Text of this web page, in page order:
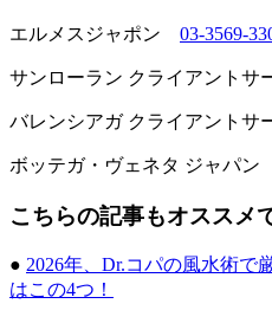
エルメスジャポン 03-3569-
サンローラン クライアントサ
バレンシアガ クライアントサ
ボッテガ・ヴェネタ ジャパン
こちらの記事もオススメ
● 2026年、Dr.コパの風水術で
はこの4つ！